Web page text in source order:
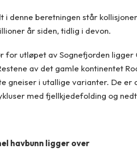
i denne beretningen står
år siden, tidlig i devon.
for utløpet av Sognefjorden
av det gamle kontinentet
gneiser i utallige varianter. De
med fjellkjedefolding og
havbunn ligger over